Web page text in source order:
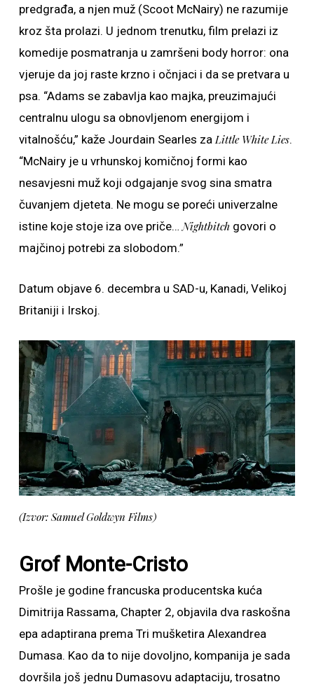
predgrađa, a njen muž (Scoot McNairy) ne razumije
kroz šta prolazi. U jednom trenutku, film prelazi iz
komedije posmatranja u zamršeni body horror: ona
vjeruje da joj raste krzno i očnjaci i da se pretvara u
psa. “Adams se zabavlja kao majka, preuzimajući
centralnu ulogu sa obnovljenom energijom i
vitalnošću,” kaže Jourdain Searles za Little White Lies.
“McNairy je u vrhunskoj komičnoj formi kao
nesavjesni muž koji odgajanje svog sina smatra
čuvanjem djeteta. Ne mogu se poreći univerzalne
istine koje stoje iza ove priče… Nightbitchgovori o
majčinoj potrebi za slobodom.”
Datum objave 6. decembra u SAD-u, Kanadi, Velikoj
Britaniji i Irskoj.
(Izvor: Samuel Goldwyn Films)
Grof Monte-Cristo
Prošle je godine francuska producentska kuća
Dimitrija Rassama, Chapter 2, objavila dva raskošna
epa adaptirana prema Tri mušketira Alexandrea
Dumasa. Kao da to nije dovoljno, kompanija je sada
dovršila još jednu Dumasovu adaptaciju, trosatno